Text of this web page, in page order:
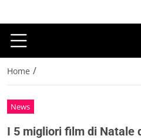
Home /
News
I 5 migliori film di Natale